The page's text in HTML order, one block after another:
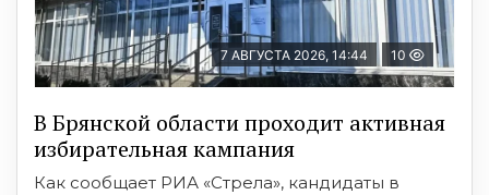
7 АВГУСТА 2026, 14:44 10
В Брянской области проходит активная
избирательная кампания
Как сообщает РИА «Стрела», кандидаты в